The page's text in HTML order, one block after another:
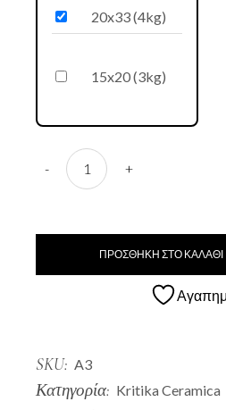
20x33 (4kg)
15x20 (3kg)
A3 Kaspo quantity
-
+
ΠΡΟΣΘΗΚΗ ΣΤΟ ΚΑΛΑΘΙ
SKU: A3
Κατηγορία: Kritika Ceramica